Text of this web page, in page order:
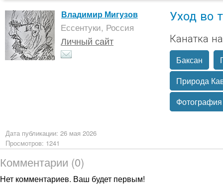
Владимир Мигузов
Ессентуки, Россия
Личный сайт
Уход во
Канатка
Баксан
Природа
Фотография
Дата публикации: 26 мая 2026
Просмотров: 1241
Комментарии (0)
Нет комментариев. Ваш будет первым!